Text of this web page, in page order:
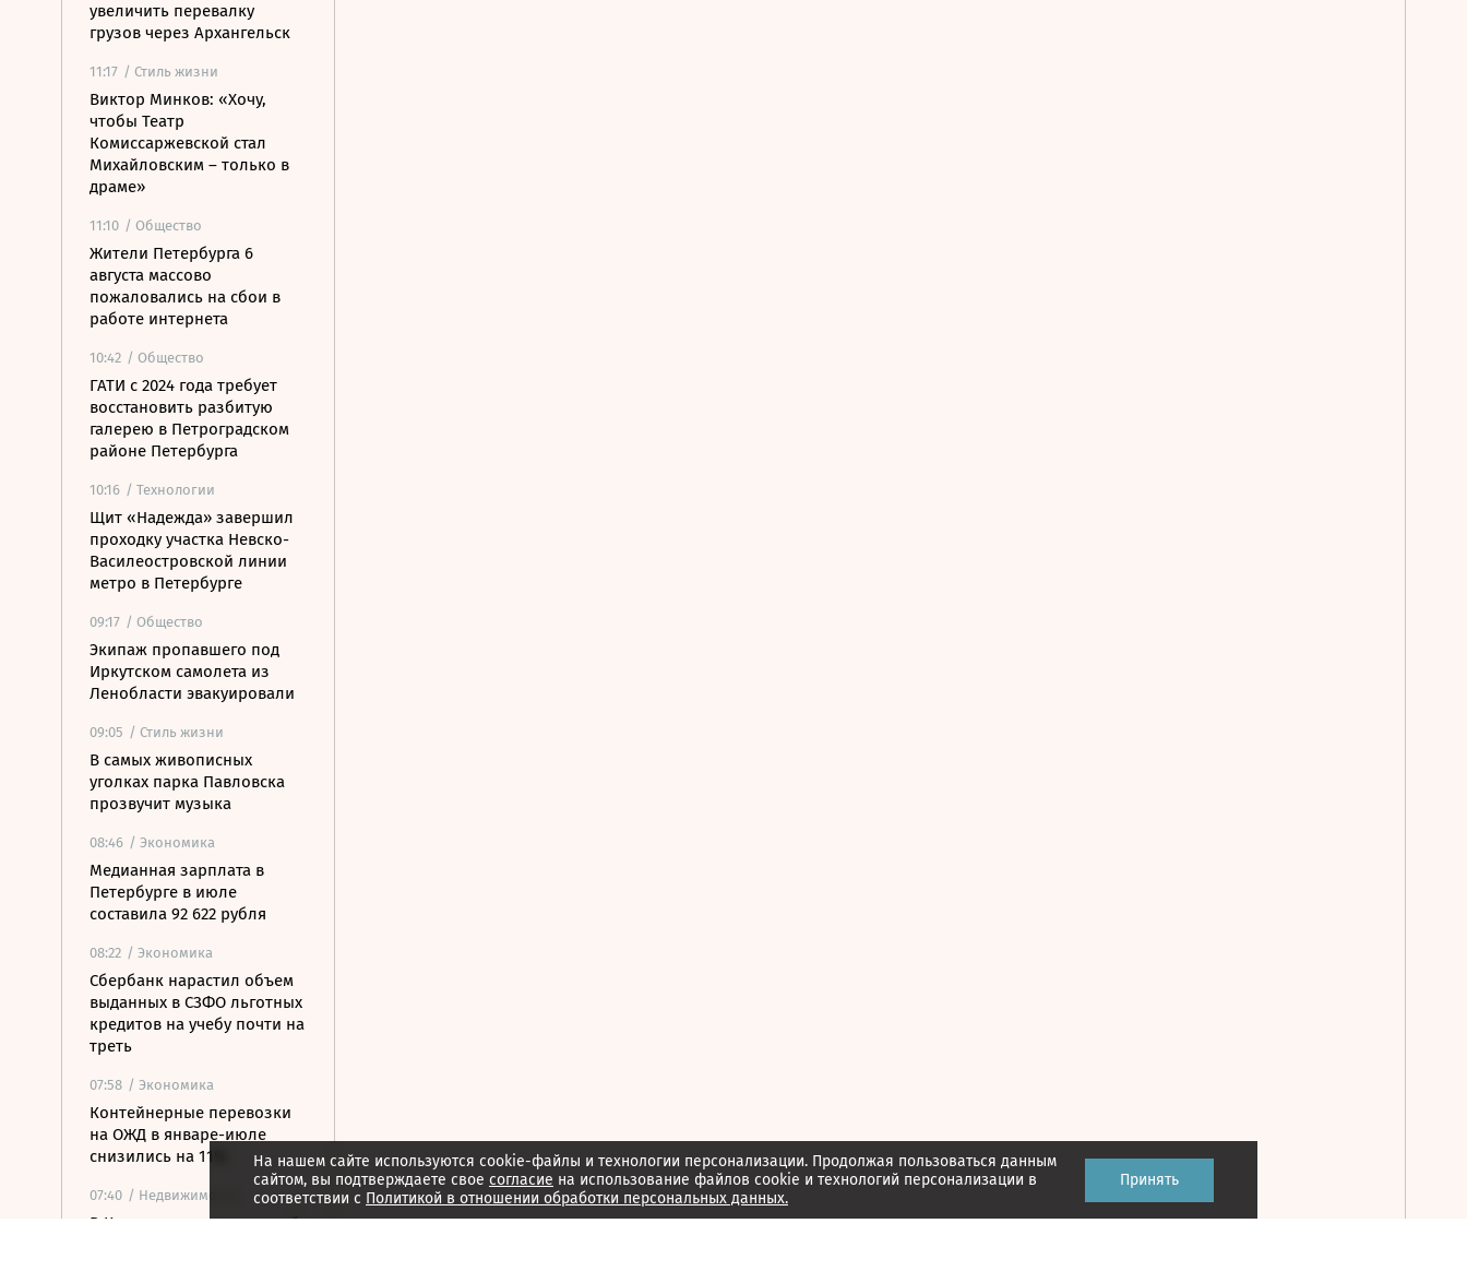
увеличить перевалку
грузов через Архангельск
11:17 / Стиль жизни
Виктор Минков: «Хочу,
чтобы Театр
Комиссаржевской стал
Михайловским – только в
драме»
11:10 / Общество
Жители Петербурга 6
августа массово
пожаловались на сбои в
работе интернета
10:42 / Общество
ГАТИ с 2024 года требует
восстановить разбитую
галерею в Петроградском
районе Петербурга
10:16 / Технологии
Щит «Надежда» завершил
проходку участка Невско-
Василеостровской линии
метро в Петербурге
09:17 / Общество
Экипаж пропавшего под
Иркутском самолета из
Ленобласти эвакуировали
09:05 / Стиль жизни
В самых живописных
уголках парка Павловска
прозвучит музыка
08:46 / Экономика
Медианная зарплата в
Петербурге в июле
составила 92 622 рубля
08:22 / Экономика
Сбербанк нарастил объем
выданных в СЗФО льготных
кредитов на учебу почти на
треть
07:58 / Экономика
Контейнерные перевозки
на ОЖД в январе-июле
снизились на 11%
07:40 / Недвижимость
В Карелии построят новый
На нашем сайте используются cookie-файлы и технологии персонализации. Продолжая пользоваться данным
сайтом, вы подтверждаете свое согласие на использование файлов cookie и технологий персонализации в
соответствии с Политикой в отношении обработки персональных данных.
Принять